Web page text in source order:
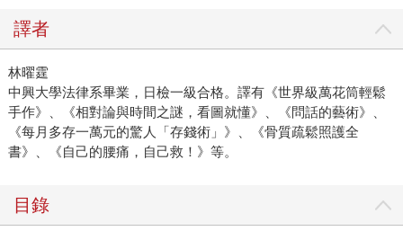
譯者
林曜霆
中興大學法律系畢業，日檢一級合格。譯有《世界級萬花筒輕鬆
手作》、《相對論與時間之謎，看圖就懂》、《問話的藝術》、
《每月多存一萬元的驚人「存錢術」》、《骨質疏鬆照護全
書》、《自己的腰痛，自己救！》等。
目錄